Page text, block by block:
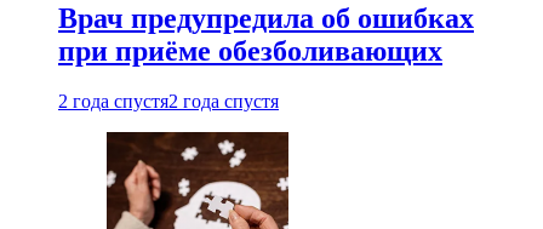
Врач предупредила об ошибках
при приëме обезболивающих
2 года спустя2 года спустя